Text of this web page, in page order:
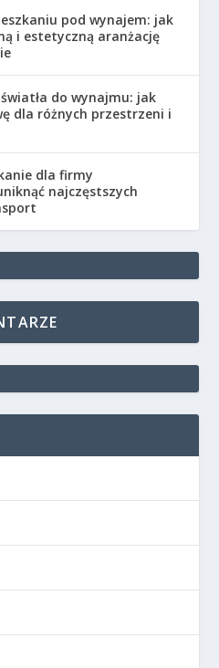
pod wynajem: jak
i estetyczną aranżację
do wynajmu: jak
dla różnych przestrzeni i
dla firmy
najczęstszych